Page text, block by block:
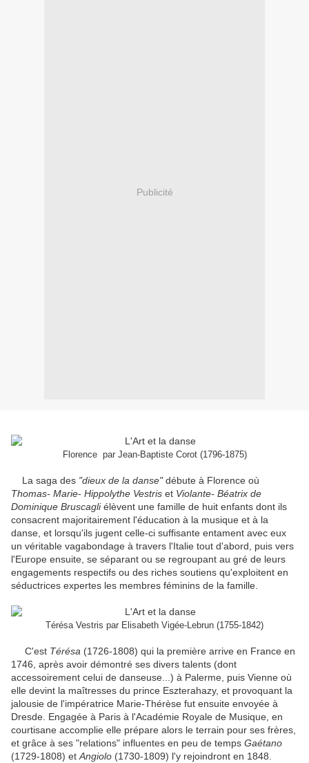
Publicité
Florence par Jean-Baptiste Corot (1796-1875)
La saga des "dieux de la danse"débute à Florence où
Thomas- Marie- Hippolythe Vestris et Violante- Béatrix de
Dominique Bruscagliélèvent une famille de huit enfants dont ils
consacrent majoritairement l'éducation à la musique et à la
danse, et lorsqu'ils jugent celle-ci suffisante entament avec eux
un véritable vagabondage à travers l'Italie tout d'abord, puis vers
l'Europe ensuite, se séparant ou se regroupant au gré de leurs
engagements respectifs ou des riches soutiens qu'exploitent en
séductrices expertes les membres féminins de la famille.
Térésa Vestris par Elisabeth Vigée-Lebrun (1755-1842)
C'est Térésa (1726-1808) qui la première arrive en France en
1746, après avoir démontré ses divers talents (dont
accessoirement celui de danseuse...) à Palerme, puis Vienne où
elle devint la maîtresses du prince Eszterahazy, et provoquant la
jalousie de l'impératrice Marie-Thérèse fut ensuite envoyée à
Dresde. Engagée à Paris à l'Académie Royale de Musique, en
courtisane accomplie elle prépare alors le terrain pour ses frères,
et grâce à ses "relations" influentes en peu de temps Gaétano
(1729-1808) et Angiolo (1730-1809) l'y rejoindront en 1848.